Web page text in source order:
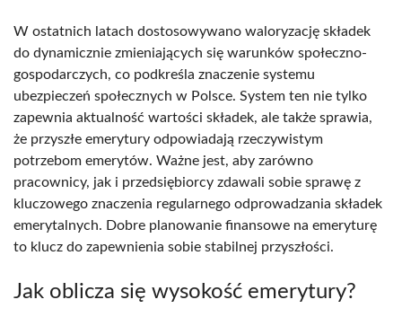
W ostatnich latach dostosowywano waloryzację składek
do dynamicznie zmieniających się warunków społeczno-
gospodarczych, co podkreśla znaczenie systemu
ubezpieczeń społecznych w Polsce. System ten nie tylko
zapewnia aktualność wartości składek, ale także sprawia,
że przyszłe emerytury odpowiadają rzeczywistym
potrzebom emerytów. Ważne jest, aby zarówno
pracownicy, jak i przedsiębiorcy zdawali sobie sprawę z
kluczowego znaczenia regularnego odprowadzania składek
emerytalnych. Dobre planowanie finansowe na emeryturę
to klucz do zapewnienia sobie stabilnej przyszłości.
Jak oblicza się wysokość emerytury?